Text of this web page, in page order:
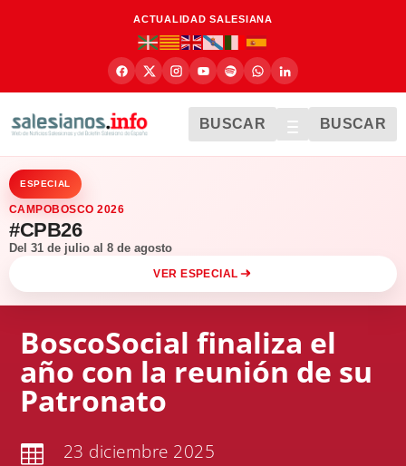
ACTUALIDAD SALESIANA
BUSCAR BUSCAR
ESPECIAL
CAMPOBOSCO 2026
#CPB26
Del 31 de julio al 8 de agosto
VER ESPECIAL
BoscoSocial finaliza el
año con la reunión de su
Patronato
 23 diciembre 2025